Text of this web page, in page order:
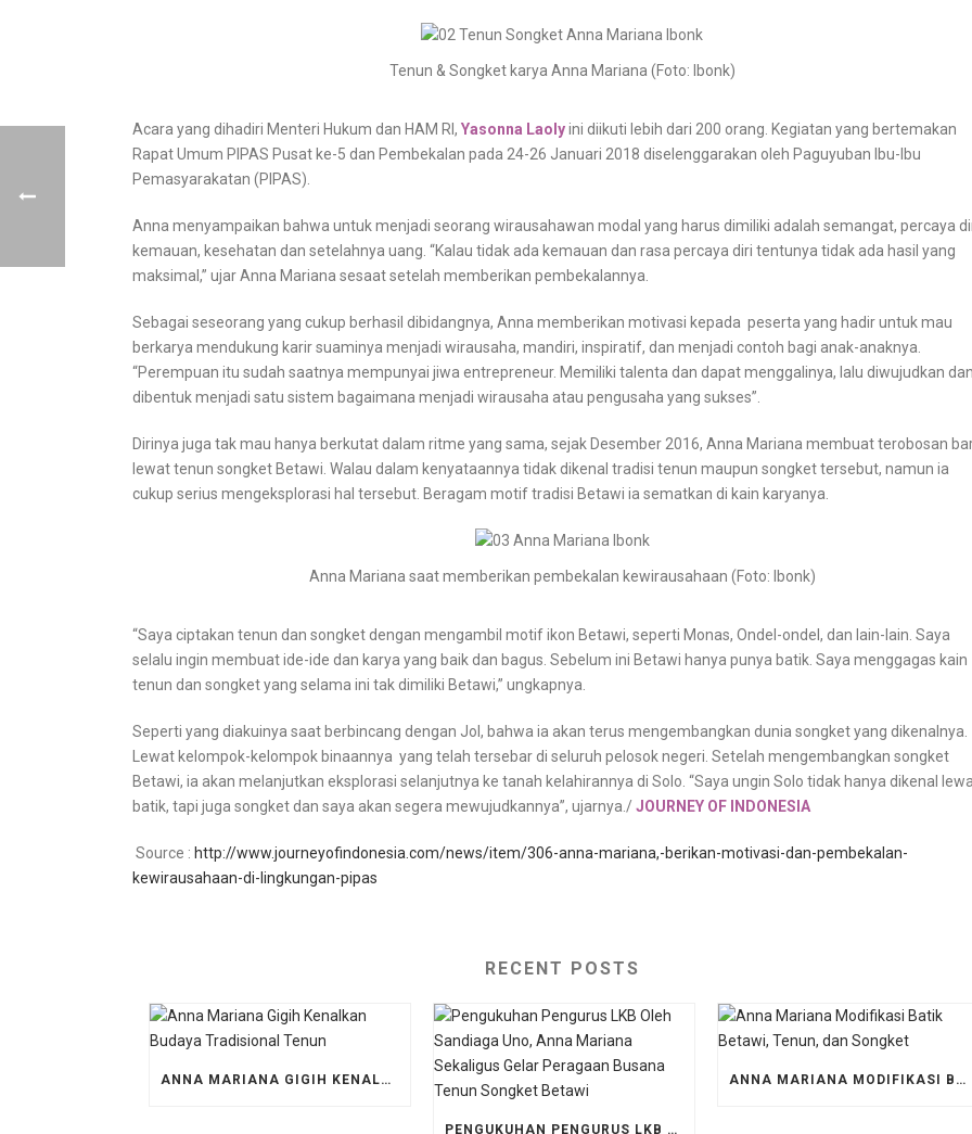
Tenun & Songket karya Anna Mariana (Foto: Ibonk)
Acara yang dihadiri Menteri Hukum dan HAM RI, Yasonna Laolyini diikuti lebih dari 200 orang. Kegiatan yang bertemakan
Rapat Umum PIPAS Pusat ke-5 dan Pembekalan pada 24-26 Januari 2018 diselenggarakan oleh Paguyuban Ibu-Ibu
Pemasyarakatan (PIPAS).
Anna menyampaikan bahwa untuk menjadi seorang wirausahawan modal yang harus dimiliki adalah semangat, percaya
kemauan, kesehatan dan setelahnya uang. “Kalau tidak ada kemauan dan rasa percaya diri tentunya tidak ada hasil yang
maksimal,” ujar Anna Mariana sesaat setelah memberikan pembekalannya.
Sebagai seseorang yang cukup berhasil dibidangnya, Anna memberikan motivasi kepada peserta yang hadir untuk mau
berkarya mendukung karir suaminya menjadi wirausaha, mandiri, inspiratif, dan menjadi contoh bagi anak-anaknya.
“Perempuan itu sudah saatnya mempunyai jiwa entrepreneur. Memiliki talenta dan dapat menggalinya, lalu diwujudkan dan
dibentuk menjadi satu sistem bagaimana menjadi wirausaha atau pengusaha yang sukses”.
Dirinya juga tak mau hanya berkutat dalam ritme yang sama, sejak Desember 2016, Anna Mariana membuat terobosan
lewat tenun songket Betawi. Walau dalam kenyataannya tidak dikenal tradisi tenun maupun songket tersebut, namun ia
cukup serius mengeksplorasi hal tersebut. Beragam motif tradisi Betawi ia sematkan di kain karyanya.
Anna Mariana saat memberikan pembekalan kewirausahaan (Foto: Ibonk)
“Saya ciptakan tenun dan songket dengan mengambil motif ikon Betawi, seperti Monas, Ondel-ondel, dan lain-lain. Saya
selalu ingin membuat ide-ide dan karya yang baik dan bagus. Sebelum ini Betawi hanya punya batik. Saya menggagas kain
tenun dan songket yang selama ini tak dimiliki Betawi,” ungkapnya.
Seperti yang diakuinya saat berbincang dengan JoI, bahwa ia akan terus mengembangkan dunia songket yang dikenalnya.
Lewat kelompok-kelompok binaannya yang telah tersebar di seluruh pelosok negeri. Setelah mengembangkan songket
Betawi, ia akan melanjutkan eksplorasi selanjutnya ke tanah kelahirannya di Solo. “Saya ungin Solo tidak hanya dikenal
batik, tapi juga songket dan saya akan segera mewujudkannya”, ujarnya./JOURNEY OF INDONESIA
Source : http://www.journeyofindonesia.com/news/item/306-anna-mariana,-berikan-motivasi-dan-pembekalan-
kewirausahaan-di-lingkungan-pipas
RECENT POSTS
ANNA MARIANA GIGIH KENALKAN BUDAYA TRADISIONAL TENUN
PENGUKUHAN PENGURUS LKB OLEH SANDIAGA UNO, ANNA MARIANA SEKALIGUS GELAR PERAGAAN BUSANA TENUN SONGKET BETAWI
ANNA MARIANA MODIFIKASI BATIK BETAWI, TENUN, DAN SONGKET